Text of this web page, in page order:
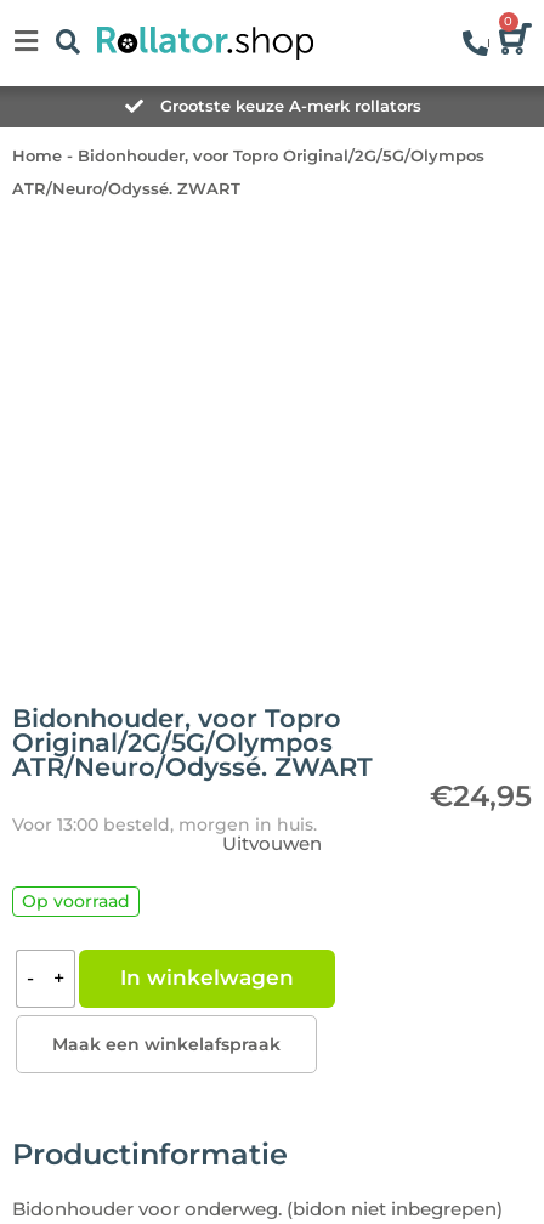
0
Grootste keuze A-merk rollators
Home - Bidonhouder, voor Topro Original/2G/5G/Olympos
ATR/Neuro/Odyssé. ZWART
Bidonhouder, voor Topro
Original/2G/5G/Olympos
ATR/Neuro/Odyssé. ZWART
€24,95
Voor 13:00 besteld, morgen in huis.
Uitvouwen
Op voorraad
- + In winkelwagen
Maak een winkelafspraak
Productinformatie
Bidonhouder voor onderweg. (bidon niet inbegrepen)